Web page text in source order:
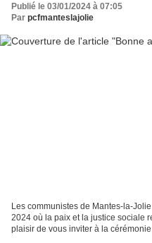
Publié le 03/01/2024 à 07:05
Par pcfmanteslajolie
Les communistes de Mantes-la-
2024 où la paix et la justice sociale
plaisir de vous inviter à la